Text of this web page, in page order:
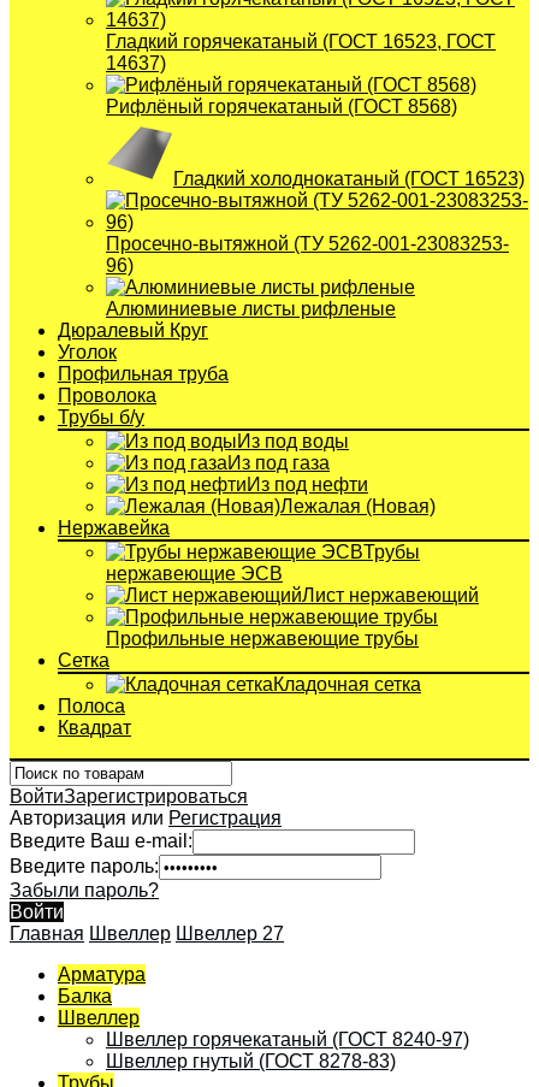
Гладкий горячекатаный (ГОСТ 16523, ГОСТ
14637)
Рифлёный горячекатаный (ГОСТ 8568)
Гладкий холоднокатаный (ГОСТ 16523)
Просечно-вытяжной (ТУ 5262-001-23083253-
96)
Алюминиевые листы рифленые
Дюралевый Круг
Уголок
Профильная труба
Проволока
Трубы б/у
Из под воды
Из под газа
Из под нефти
Лежалая (Новая)
Нержавейка
Трубы
нержавеющие ЭСВ
Лист нержавеющий
Профильные нержавеющие трубы
Сетка
Кладочная сетка
Полоса
Квадрат
ВойтиЗарегистрироваться
Авторизация или Регистрация
Введите Ваш e-mail:
Введите пароль:
Забыли пароль?
Войти
Главная Швеллер Швеллер 27
Арматура
Балка
Швеллер
Швеллер горячекатаный (ГОСТ 8240-97)
Швеллер гнутый (ГОСТ 8278-83)
Трубы